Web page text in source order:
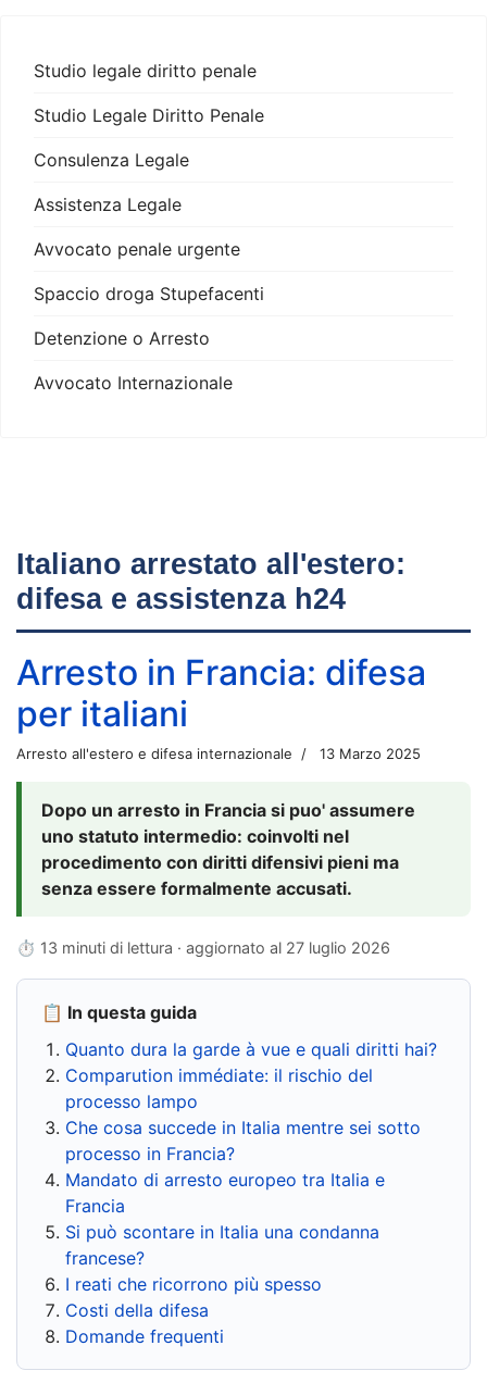
Studio legale diritto penale
Studio Legale Diritto Penale
Consulenza Legale
Assistenza Legale
Avvocato penale urgente
Spaccio droga Stupefacenti
Detenzione o Arresto
Avvocato Internazionale
Italiano arrestato all'estero:
difesa e assistenza h24
Arresto in Francia: difesa
per italiani
Arresto all'estero e difesa internazionale 13 Marzo 2025
Dopo un arresto in Francia si puo' assumere
uno statuto intermedio: coinvolti nel
procedimento con diritti difensivi pieni ma
senza essere formalmente accusati.
⏱ 13 minuti di lettura · aggiornato al 27 luglio 2026
📋 In questa guida
Quanto dura la garde à vue e quali diritti hai?
Comparution immédiate: il rischio del
processo lampo
Che cosa succede in Italia mentre sei sotto
processo in Francia?
Mandato di arresto europeo tra Italia e
Francia
Si può scontare in Italia una condanna
francese?
I reati che ricorrono più spesso
Costi della difesa
Domande frequenti